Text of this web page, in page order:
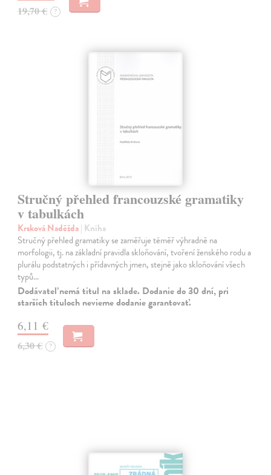
19,70 € ?
Stručný přehled francouzské gramatiky
v tabulkách
Krsková Naděžda| Kniha
Stručný přehled gramatiky se zaměřuje téměř výhradně na
morfologii, tj. na základní pravidla skloňování, tvoření ženského rodu a
plurálu podstatných i přídavných jmen, stejně jako skloňování všech
typů…
Dodávateľ nemá titul na sklade. Dodanie do 30 dní, pri
starších tituloch nevieme dodanie garantovať.
6,11 €
6,30 € ?